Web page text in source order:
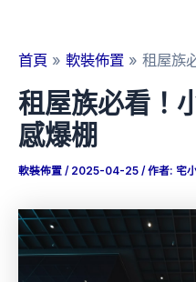
首頁 軟裝佈置 租屋族
租屋族必看！
感爆棚
軟裝佈置 / 2025-04-25 / 作者: 宅